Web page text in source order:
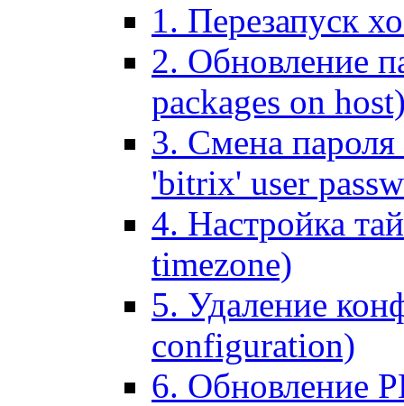
1. Перезапуск
2. Обновление
packages on
3. Смена пароля
'bitrix' user
4. Настройка
timezone)
5. Удаление
configuration)
6. Обновление